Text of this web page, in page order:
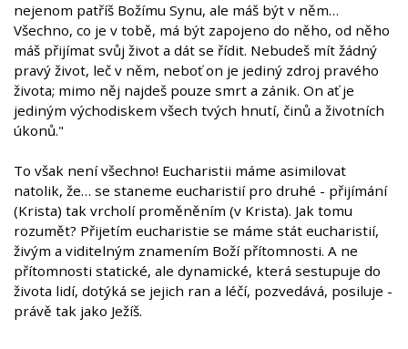
nejenom patříš Božímu Synu, ale máš být v něm…
Všechno, co je v tobě, má být zapojeno do něho, od něho
máš přijímat svůj život a dát se řídit. Nebudeš mít žádný
pravý život, leč v něm, neboť on je jediný zdroj pravého
života; mimo něj najdeš pouze smrt a zánik. On ať je
jediným východiskem všech tvých hnutí, činů a životních
úkonů."
To však není všechno! Eucharistii máme asimilovat
natolik, že… se staneme eucharistií pro druhé - přijímání
(Krista) tak vrcholí proměněním (v Krista). Jak tomu
rozumět? Přijetím eucharistie se máme stát eucharistií,
živým a viditelným znamením Boží přítomnosti. A ne
přítomnosti statické, ale dynamické, která sestupuje do
života lidí, dotýká se jejich ran a léčí, pozvedává, posiluje -
právě tak jako Ježíš.